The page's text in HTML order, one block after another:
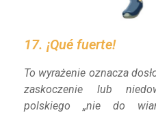
17. ¡Qué fuerte!
To wyrażenie oznacza
zaskoczenie lub
polskiego „nie do